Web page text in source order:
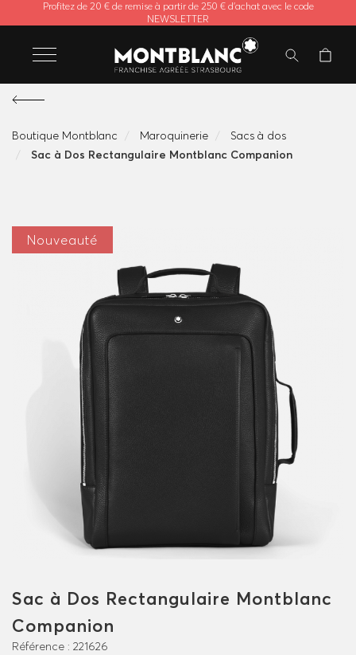
Profitez de 20 € de remise à partir de 250 € d'achat avec le code
NEWSLETTER
Boutique Montblanc Maroquinerie
Sacs à dos
Sac à Dos Rectangulaire Montblanc Companion
Nouveauté
Sac à Dos Rectangulaire Montblanc
Companion
Référence : 221626